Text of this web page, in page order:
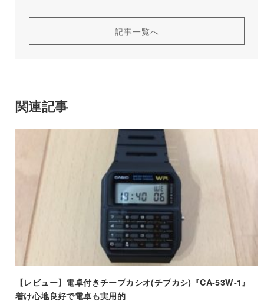
記事一覧へ
関連記事
【レビュー】電卓付きチープカシオ(チプカシ)『CA-53W-1』
着け心地良好で電卓も実用的